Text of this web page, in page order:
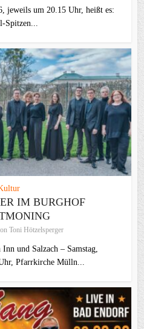
jeweils um 20.15 Uhr, heißt es:
Spitzen...
IM BURGHOF
Toni Hötzelsperger
und Salzach – Samstag,
Pfarrkirche Mülln...